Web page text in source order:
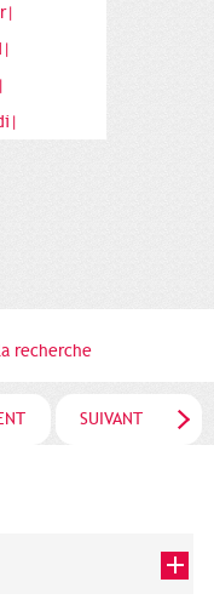
recherche
SUIVANT